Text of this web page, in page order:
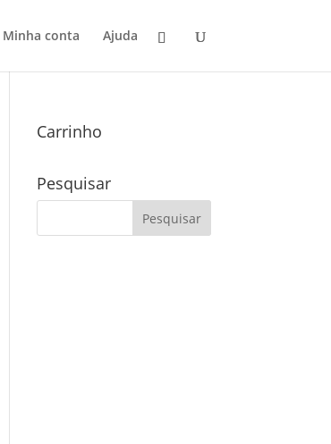
Minha conta Ajuda
Carrinho
Pesquisar